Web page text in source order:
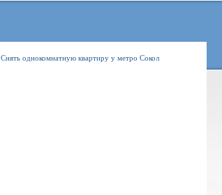
Снять однокомнатную квартиру у метро Сокол